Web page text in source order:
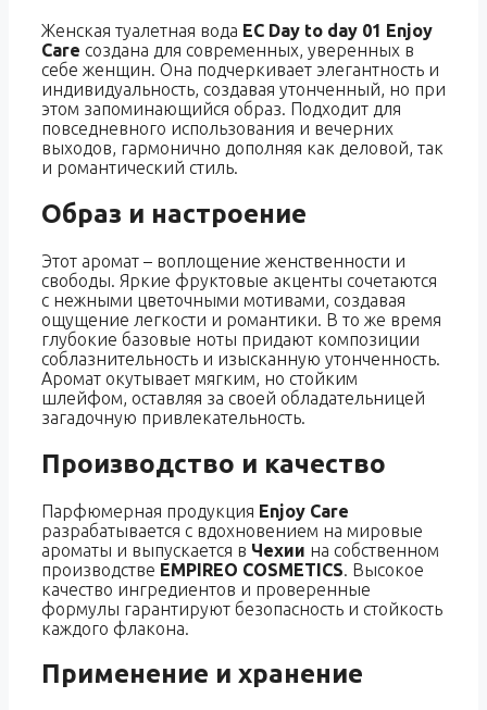
Женская туалетная вода EC Day to day 01 Enjoy
Care создана для современных, уверенных в
себе женщин. Она подчеркивает элегантность и
индивидуальность, создавая утонченный, но при
этом запоминающийся образ. Подходит для
повседневного использования и вечерних
выходов, гармонично дополняя как деловой, так
и романтический стиль.
Образ и настроение
Этот аромат – воплощение женственности и
свободы. Яркие фруктовые акценты сочетаются
с нежными цветочными мотивами, создавая
ощущение легкости и романтики. В то же время
глубокие базовые ноты придают композиции
соблазнительность и изысканную утонченность.
Аромат окутывает мягким, но стойким
шлейфом, оставляя за своей обладательницей
загадочную привлекательность.
Производство и качество
Парфюмерная продукция Enjoy Care
разрабатывается с вдохновением на мировые
ароматы и выпускается в Чехии на собственном
производстве EMPIREO COSMETICS . Высокое
качество ингредиентов и проверенные
формулы гарантируют безопасность и стойкость
каждого флакона.
Применение и хранение